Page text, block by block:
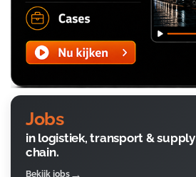
Jobs
in logistiek, transport & supply
chain.
Bekijk jobs